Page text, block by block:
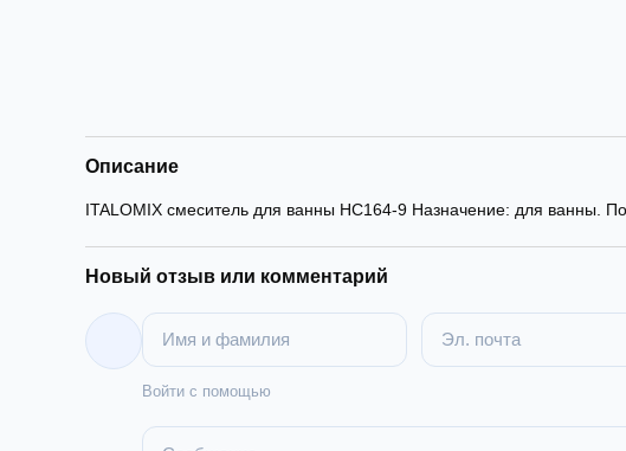
Описание
ITALOMIX смеситель для ванны HC164-9 Назначение: для ванны.
Новый отзыв или комментарий
Войти с помощью